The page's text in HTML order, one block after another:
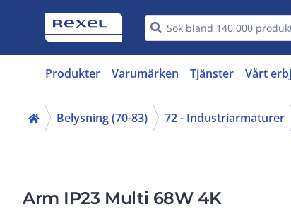
Produkter Varumärken Tjänster Vårt
Belysning (70-83) 72 - Industriarmaturer
Arm IP23 Multi 68W 4K